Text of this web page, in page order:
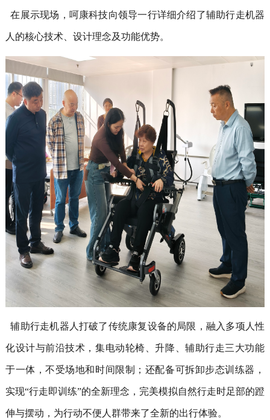
在展示现场，呵康科技向领导一行详细介绍了辅助行走机器
人的核心技术、设计理念及功能优势。
辅助行走机器人打破了传统康复设备的局限，融入多项人性
化设计与前沿技术，集电动轮椅、升降、辅助行走三大功能
于一体，不受场地和时间限制； 还配备可拆卸步态训练器，
实现“行走即训练”的全新理念，完美模拟自然行走时足部的蹬
伸与摆动，为行动不便人群带来了全新的出行体验。